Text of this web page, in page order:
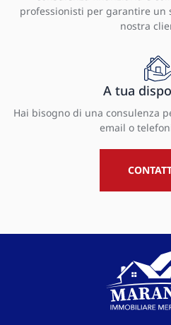
professionisti per garantire un
nostra
A tua
Hai bisogno di una consulenza
email o